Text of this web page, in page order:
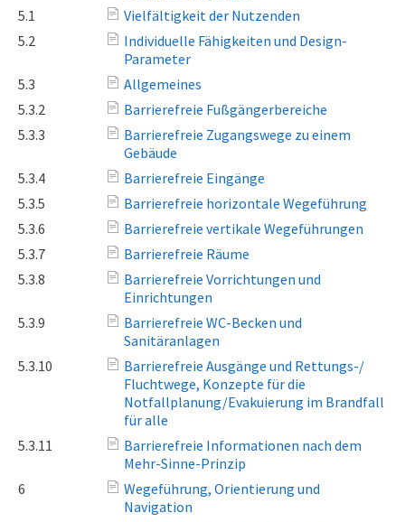
5.1
Vielfältigkeit der Nutzenden
5.2
Individuelle Fähigkeiten und Design-
Parameter
5.3
Allgemeines
5.3.2
Barrierefreie Fußgängerbereiche
5.3.3
Barrierefreie Zugangswege zu einem
Gebäude
5.3.4
Barrierefreie Eingänge
5.3.5
Barrierefreie horizontale Wegeführung
5.3.6
Barrierefreie vertikale Wegeführungen
5.3.7
Barrierefreie Räume
5.3.8
Barrierefreie Vorrichtungen und
Einrichtungen
5.3.9
Barrierefreie WC-Becken und
Sanitäranlagen
5.3.10
Barrierefreie Ausgänge und Rettungs-/
Fluchtwege, Konzepte für die
Notfallplanung/Evakuierung im Brandfall
für alle
5.3.11
Barrierefreie Informationen nach dem
Mehr-Sinne-Prinzip
6
Wegeführung, Orientierung und
Navigation